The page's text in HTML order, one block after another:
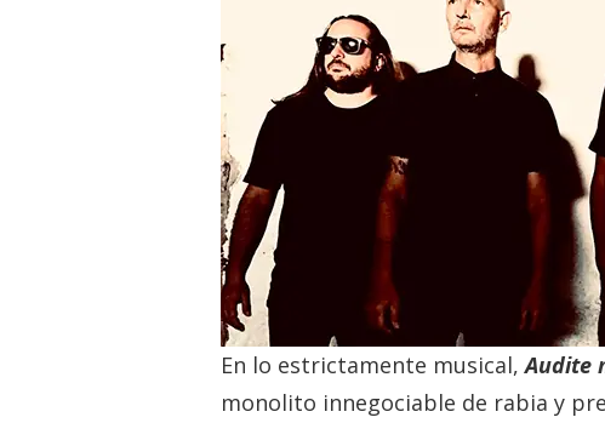
En lo estrictamente musical,Audite
monolito innegociable de rabia y